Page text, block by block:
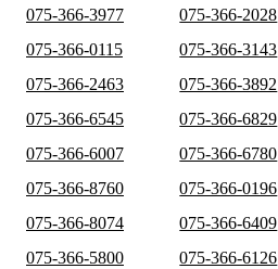
075-366-3977
075-366-2028
075-366-0115
075-366-3143
075-366-2463
075-366-3892
075-366-6545
075-366-6829
075-366-6007
075-366-6780
075-366-8760
075-366-0196
075-366-8074
075-366-6409
075-366-5800
075-366-6126